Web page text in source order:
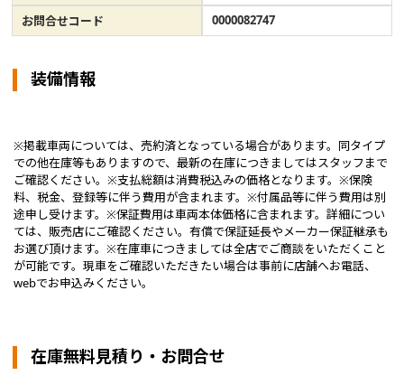
お問合せコード 0000082747
装備情報
※掲載車両については、売約済となっている場合があります。同タイプ
での他在庫等もありますので、最新の在庫につきましてはスタッフまで
ご確認ください。※支払総額は消費税込みの価格となります。※保険
料、税金、登録等に伴う費用が含まれます。※付属品等に伴う費用は別
途申し受けます。※保証費用は車両本体価格に含まれます。詳細につい
ては、販売店にご確認ください。有償で保証延長やメーカー保証継承も
お選び頂けます。※在庫車につきましては全店でご商談をいただくこと
が可能です。現車をご確認いただきたい場合は事前に店舗へお電話、
webでお申込みください。
在庫無料見積り・お問合せ